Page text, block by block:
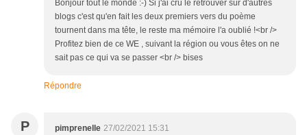
Bonjour tout le monde :-) Si j'ai cru le retrouver sur d'autres
blogs c'est qu'en fait les deux premiers vers du poème
tournent dans ma tête, le reste ma mémoire l'a oublié !<br />
Profitez bien de ce WE , suivant la région ou vous êtes on ne
sait pas ce qui va se passer <br /> bises
Répondre
P pimprenelle 27/02/2021 15:31